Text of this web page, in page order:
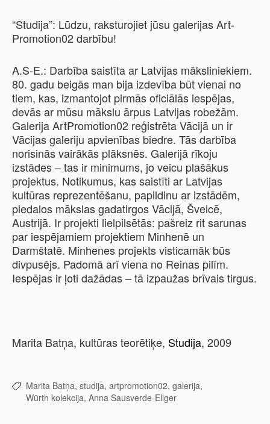
“Studija”: Lūdzu, raksturojiet jūsu galerijas Art-
Promotion02 darbību!
A.S-E.: Darbība saistīta ar Latvijas māksliniekiem.
80. gadu beigās man bija izdevība būt vienai no
tiem, kas, izmantojot pirmās oficiālās iespējas,
devās ar mūsu mākslu ārpus Latvijas robežām.
Galerija ArtPromotion02 reģistrēta Vācijā un ir
Vācijas galeriju apvienības biedre. Tās darbība
norisinās vairākās plāksnēs. Galerijā rīkoju
izstādes – tas ir minimums, jo veicu plašākus
projektus. Notikumus, kas saistīti ar Latvijas
kultūras reprezentēšanu, papildinu ar izstādēm,
piedalos mākslas gadatirgos Vācijā, Šveicē,
Austrijā. Ir projekti lielpilsētās: pašreiz rit sarunas
par iespējamiem projektiem Minhenē un
Darmštatē. Minhenes projekts visticamāk būs
divpusējs. Padomā arī viena no Reinas pilīm.
Iespējas ir ļoti dažādas – tā izpaužas brīvais tirgus.
Marita Batņa, kultūras teorētiķe, Studija, 2009
Marita Batņa, studija, artpromotion02, galerija,
Würth kolekcija, Anna Sausverde-Ellger